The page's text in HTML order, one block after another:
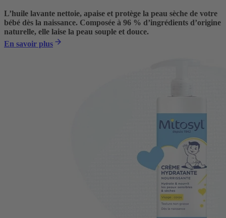
L’huile lavante nettoie, apaise et protège la peau sèche de votre
bébé dès la naissance. Composée à 96 % d’ingrédients d’origine
naturelle, elle laise la peau souple et douce.
En savoir plus